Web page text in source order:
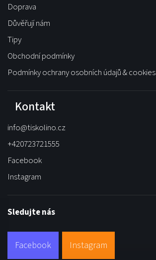
Doprava
Důvěřují nám
Tipy
Obchodní podmínky
Podmínky ochrany osobních údajů & cookies
Kontakt
info@tiskolino.cz
+420723721555
Facebook
Instagram
Sledujte nás
Facebook Instagram